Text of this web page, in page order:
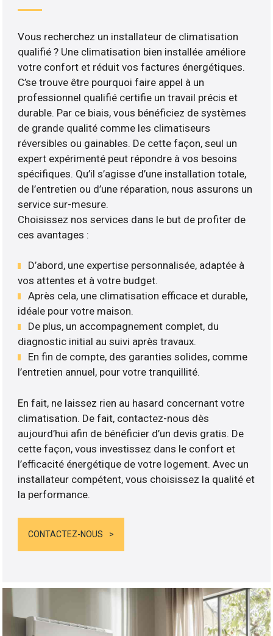
Vous recherchez un installateur de climatisation
qualifié ? Une climatisation bien installée améliore
votre confort et réduit vos factures énergétiques.
C’se trouve être pourquoi faire appel à un
professionnel qualifié certifie un travail précis et
durable. Par ce biais, vous bénéficiez de systèmes
de grande qualité comme les climatiseurs
réversibles ou gainables. De cette façon, seul un
expert expérimenté peut répondre à vos besoins
spécifiques. Qu’il s’agisse d’une installation totale,
de l’entretien ou d’une réparation, nous assurons un
service sur-mesure.
Choisissez nos services dans le but de profiter de
ces avantages :
D’abord, une expertise personnalisée, adaptée à
vos attentes et à votre budget.
Après cela, une climatisation efficace et durable,
idéale pour votre maison.
De plus, un accompagnement complet, du
diagnostic initial au suivi après travaux.
En fin de compte, des garanties solides, comme
l’entretien annuel, pour votre tranquillité.
En fait, ne laissez rien au hasard concernant votre
climatisation. De fait, contactez-nous dès
aujourd’hui afin de bénéficier d’un devis gratis. De
cette façon, vous investissez dans le confort et
l’efficacité énergétique de votre logement. Avec un
installateur compétent, vous choisissez la qualité et
la performance.
CONTACTEZ-NOUS